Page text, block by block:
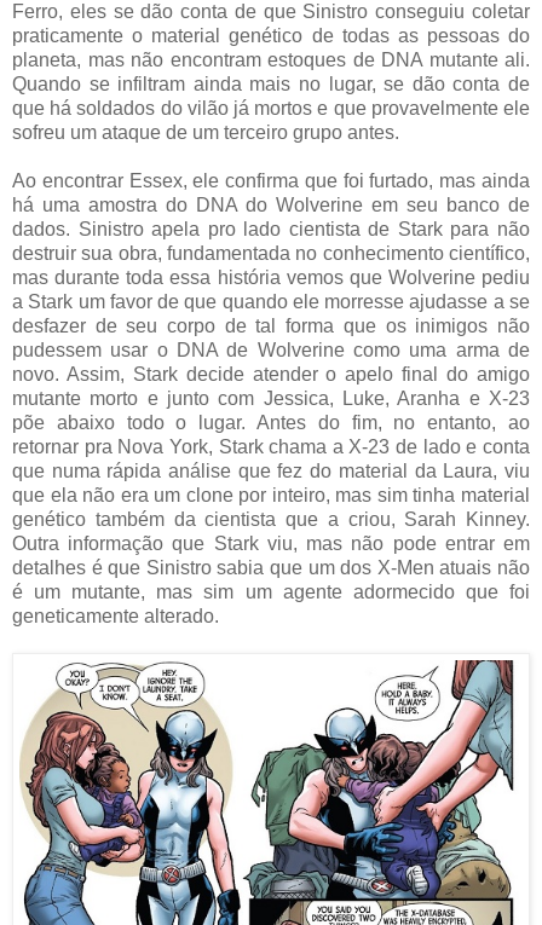
Ferro, eles se dão conta de que Sinistro conseguiu coletar
praticamente o material genético de todas as pessoas do
planeta, mas não encontram estoques de DNA mutante ali.
Quando se infiltram ainda mais no lugar, se dão conta de
que há soldados do vilão já mortos e que provavelmente ele
sofreu um ataque de um terceiro grupo antes.
Ao encontrar Essex, ele confirma que foi furtado, mas ainda
há uma amostra do DNA do Wolverine em seu banco de
dados. Sinistro apela pro lado cientista de Stark para não
destruir sua obra, fundamentada no conhecimento científico,
mas durante toda essa história vemos que Wolverine pediu
a Stark um favor de que quando ele morresse ajudasse a se
desfazer de seu corpo de tal forma que os inimigos não
pudessem usar o DNA de Wolverine como uma arma de
novo. Assim, Stark decide atender o apelo final do amigo
mutante morto e junto com Jessica, Luke, Aranha e X-23
põe abaixo todo o lugar. Antes do fim, no entanto, ao
retornar pra Nova York, Stark chama a X-23 de lado e conta
que numa rápida análise que fez do material da Laura, viu
que ela não era um clone por inteiro, mas sim tinha material
genético também da cientista que a criou, Sarah Kinney.
Outra informação que Stark viu, mas não pode entrar em
detalhes é que Sinistro sabia que um dos X-Men atuais não
é um mutante, mas sim um agente adormecido que foi
geneticamente alterado.